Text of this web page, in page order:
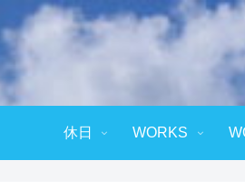
休日 WORKS